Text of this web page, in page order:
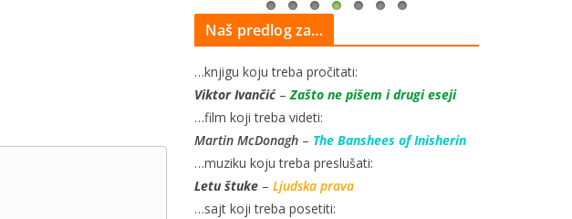
Naš predlog za…
…knjigu koju treba pročitati:
Viktor Ivančić–Zašto ne pišem i drugi eseji
…film koji treba videti:
Martin McDonagh – The Banshees of Inisherin
…muziku koju treba preslušati:
Letu štuke – Ljudska prava
…sajt koji treba posetiti: